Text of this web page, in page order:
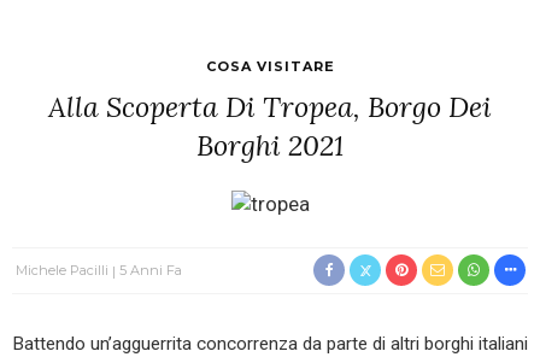
COSA VISITARE
Alla Scoperta Di Tropea, Borgo Dei
Borghi 2021
Michele Pacilli 5 Anni Fa
Battendo un’agguerrita concorrenza da parte di altri borghi italiani